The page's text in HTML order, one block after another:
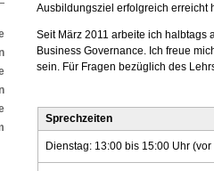
Ausbildungsziel erfolgreich erreicht
Seit März 2011 arbeite ich halbtags
Business Governance. Ich freue
sein. Für Fragen bezüglich des
Sprechzeiten
Dienstag: 13:00 bis 15:00 Uhr (vor